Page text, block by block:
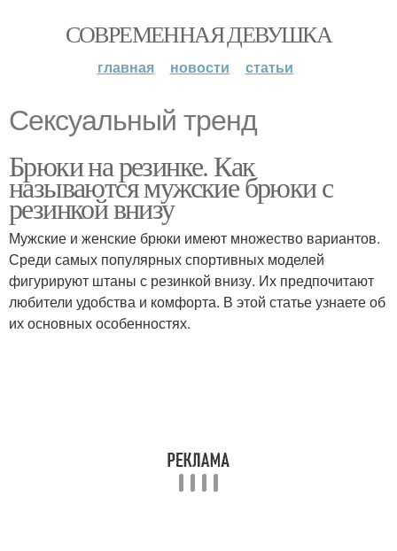
СОВРЕМЕННАЯ ДЕВУШКА
главная новости статьи
Сексуальный тренд
Брюки на резинке. Как
называются мужские брюки с
резинкой внизу
Мужские и женские брюки имеют множество вариантов.
Среди самых популярных спортивных моделей
фигурируют штаны с резинкой внизу. Их предпочитают
любители удобства и комфорта. В этой статье узнаете об
их основных особенностях.